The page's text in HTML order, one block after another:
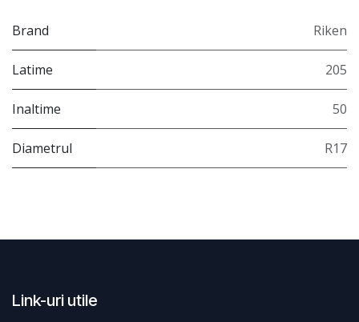
Brand Riken
Latime 205
Inaltime 50
Diametrul R17
Link-uri utile